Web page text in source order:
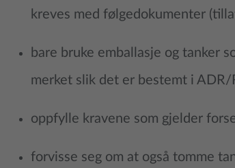
kreves med følgedokumenter
bare bruke emballasje og tanker
merket slik det er bestemt i ADR/
oppfylle kravene som gjelder
forvisse seg om at også tomme